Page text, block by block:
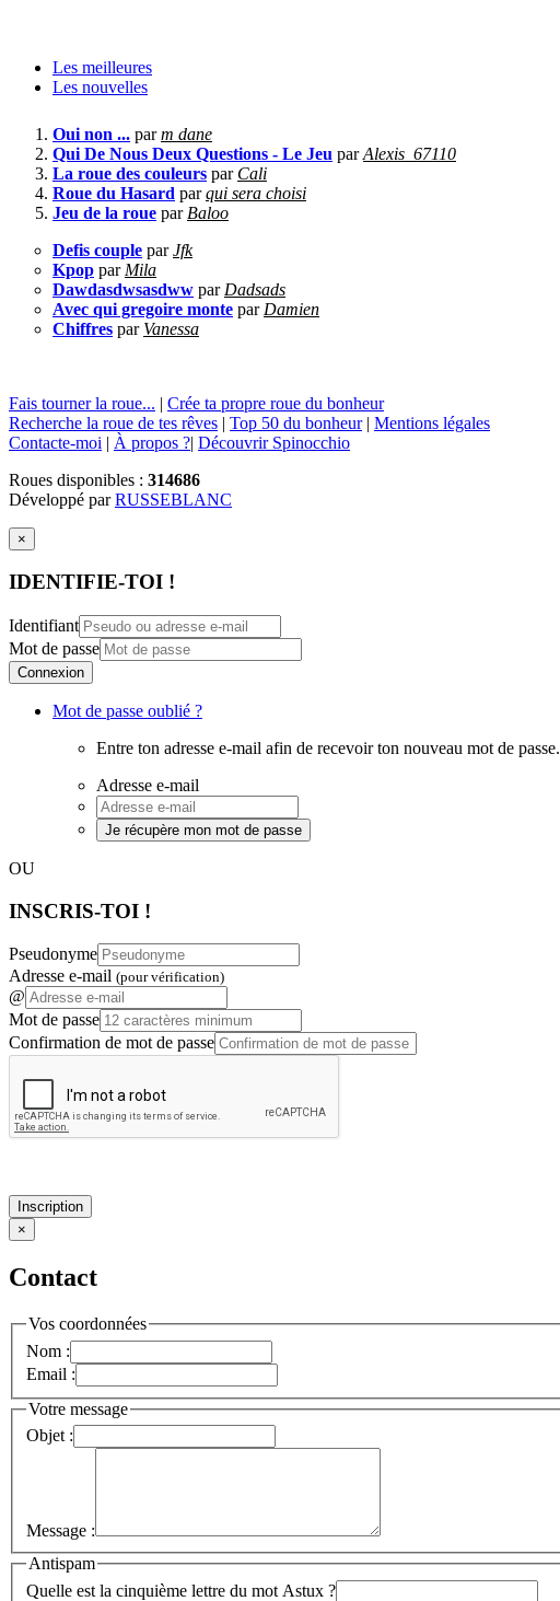
Les meilleures
Les nouvelles
Oui non ... parm dane
Qui De Nous Deux Questions - Le Jeu parAlexis_67110
La roue des couleurs par Cali
Roue du Hasard parqui sera choisi
Jeu de la roue par Baloo
Defis couple parJfk
Kpop par Mila
Dawdasdwsasdww par Dadsads
Avec qui gregoire monte par Damien
Chiffres par Vanessa
Fais tourner la roue... | Crée ta propre roue du bonheur
Recherche la roue de tes rêves | Top 50 du bonheur| Mentions légales
Contacte-moi | À propos ?| Découvrir Spinocchio
Roues disponibles : 314686
Développé parRUSSEBLANC
×
IDENTIFIE-TOI !
Identifiant
Mot de passe
Connexion
Mot de passe oublié ?
Entre ton adresse e-mail afin de recevoir ton nouveau mot de passe.
Adresse e-mail
Je récupère mon mot de passe
OU
INSCRIS-TOI !
Pseudonyme
Adresse e-mail (pour vérification)
@
Mot de passe
Confirmation de mot de passe
Inscription
×
Contact
Vos coordonnées
Nom :
Email :
Votre message
Objet :
Message :
Antispam
Quelle est la cinquième lettre du mot Astux ?